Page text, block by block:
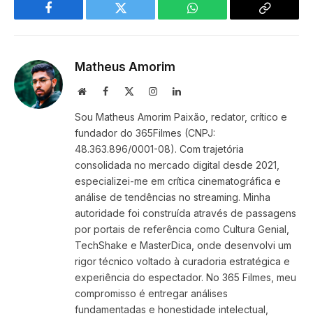
Facebook Twitter WhatsApp
Copy
Matheus Amorim
WebsiteFacebook InstagramLinkedIn
Sou Matheus Amorim Paixão, redator, crítico e
fundador do 365Filmes (CNPJ:
48.363.896/0001-08). Com trajetória
consolidada no mercado digital desde 2021,
especializei-me em crítica cinematográfica e
análise de tendências no streaming. Minha
autoridade foi construída através de passagens
por portais de referência como Cultura Genial,
TechShake e MasterDica, onde desenvolvi um
rigor técnico voltado à curadoria estratégica e
experiência do espectador. No 365 Filmes, meu
compromisso é entregar análises
fundamentadas e honestidade intelectual,